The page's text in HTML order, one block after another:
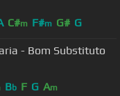
C#m F#m G# G
- Bom Substituto
Bb F G Am